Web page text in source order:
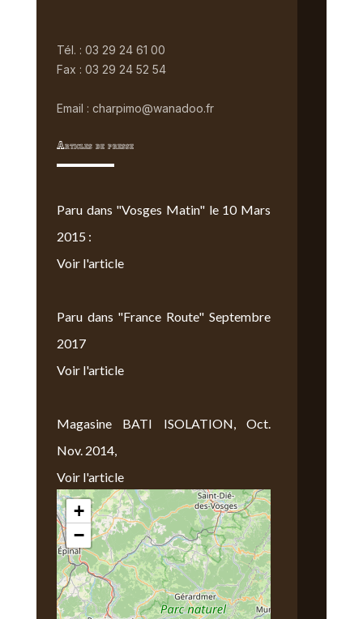
Tél. : 03 29 24 61 00
Fax : 03 29 24 52 54
Email : charpimo@wanadoo.fr
Articles de presse
Paru dans "Vosges Matin" le 10 Mars
2015 :
Voir l'article
Paru dans "France Route" Septembre
2017
Voir l'article
Magasine BATI ISOLATION, Oct.
Nov. 2014,
Voir l'article
Nous Trouver
+
−